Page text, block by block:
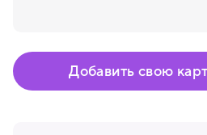
Добавить свою